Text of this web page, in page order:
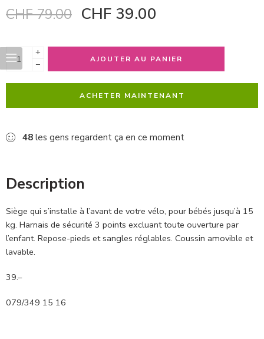
CHF79.00 CHF 39.00
+
−
AJOUTER AU PANIER
ACHETER MAINTENANT
48 les gens regardent ça en ce moment
Description
Siège qui s’installe à l’avant de votre vélo, pour bébés jusqu’à 15
kg. Harnais de sécurité 3 points excluant toute ouverture par
l’enfant. Repose-pieds et sangles réglables. Coussin amovible et
lavable.
39.–
079/349 15 16